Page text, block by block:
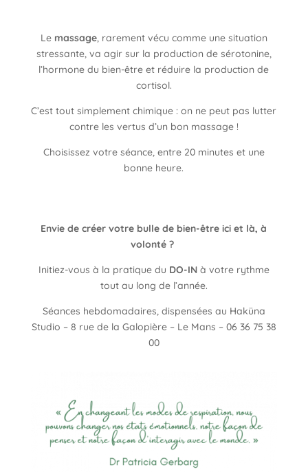
Le massage, rarement vécu comme une situation
stressante, va agir sur la production de sérotonine,
l’hormone du bien-être et réduire la production de
cortisol.
C’est tout simplement chimique : on ne peut pas lutter
contre les vertus d’un bon massage !
Choisissez votre séance, entre 20 minutes et une
bonne heure.
Envie de créer votre bulle de bien-être ici et là, à
volonté ?
Initiez-vous à la pratique du DO-INà votre rythme
tout au long de l’année.
Séances hebdomadaires, dispensées au Haküna
Studio – 8 rue de la Galopière – Le Mans – 06 36 75 38
00